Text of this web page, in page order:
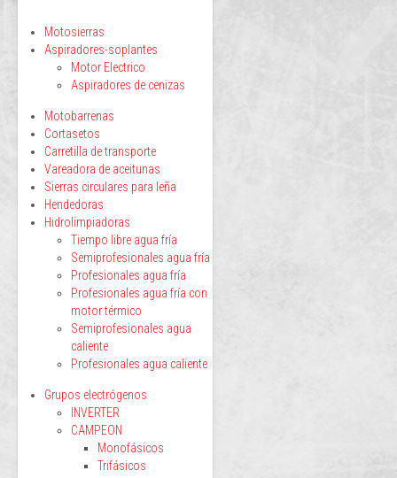
Motosierras
Aspiradores-soplantes
Motor Electrico
Aspiradores de cenizas
Motobarrenas
Cortasetos
Carretilla de transporte
Vareadora de aceitunas
Sierras circulares para leña
Hendedoras
Hidrolimpiadoras
Tiempo libre agua fría
Semiprofesionales agua fría
Profesionales agua fría
Profesionales agua fría con
motor térmico
Semiprofesionales agua
caliente
Profesionales agua caliente
Grupos electrógenos
INVERTER
CAMPEON
Monofásicos
Trifásicos